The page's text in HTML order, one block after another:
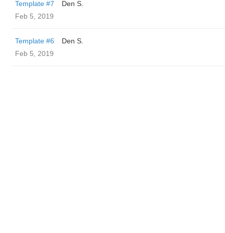
Template #7
Den S.
Feb 5, 2019
Template #6
Den S.
Feb 5, 2019